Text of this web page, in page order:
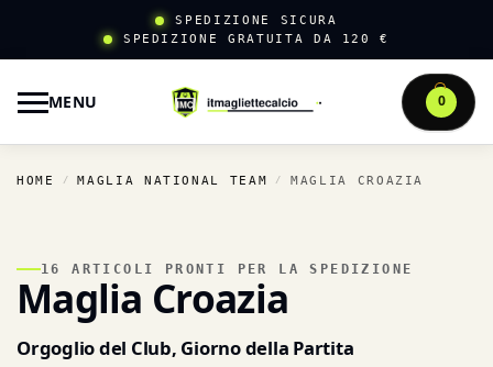
SPEDIZIONE SICURA
SPEDIZIONE GRATUITA DA 120 €
MENU 0
HOME / MAGLIA NATIONAL TEAM / MAGLIA CROAZIA
16 ARTICOLI PRONTI PER LA SPEDIZIONE
Maglia Croazia
Orgoglio del Club, Giorno della Partita